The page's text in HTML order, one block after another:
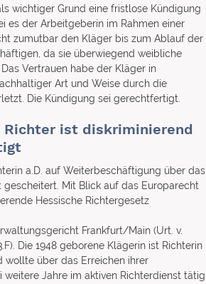
wichtiger Grund eine fristlose Kündigung
es der Arbeitgeberin im Rahmen einer
zumutbar den Kläger bis zum Ablauf der
da sie überwiegend weibliche
Vertrauen habe der Kläger in
Art und Weise durch die
Die Kündigung sei gerechtfertigt.
Richter ist diskriminierend
a.D. auf Weiterbeschäftigung über das
gescheitert. Mit Blick auf das Europarecht
Hessische Richtergesetz
Frankfurt/Main (Urt. v.
Die 1948 geborene Klägerin ist Richterin
wollte über das Erreichen ihrer
weitere Jahre im aktiven Richterdienst tätig